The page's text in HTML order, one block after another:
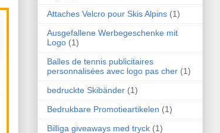
Attaches Velcro pour Skis Alpins (1)
Ausgefallene Werbegeschenke mit
Logo (1)
Balles de tennis publicitaires
personnalisées avec logo pas cher (1)
bedruckte Skibänder (1)
Bedrukbare Promotieartikelen (1)
Billiga giveaways med tryck (1)